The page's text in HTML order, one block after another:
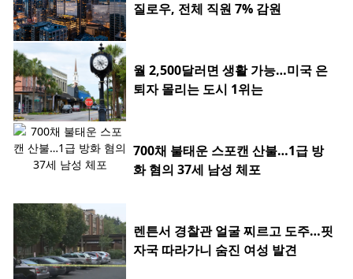
질로우, 전체 직원 7% 감원
월 2,500달러면 생활 가능…미국 은
퇴자 몰리는 도시 1위는
700채 불태운 스포캔 산불…1급 방
화 혐의 37세 남성 체포
렌튼서 경찰관 얼굴 찌르고 도주…핏
자국 따라가니 숨진 여성 발견